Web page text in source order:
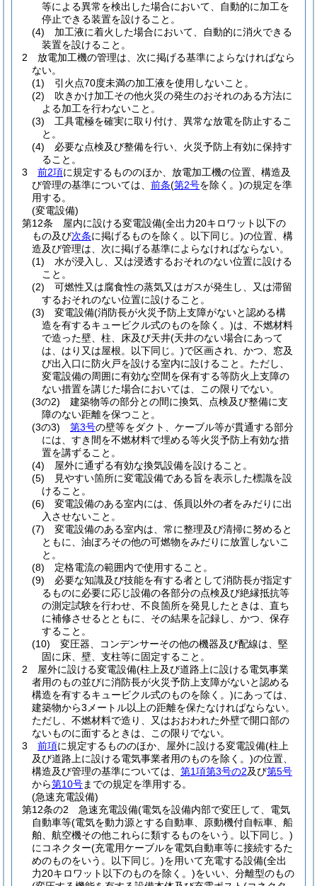
等による異常を検出した場合において、自動的に加工を
停止できる装置を設けること。
(4)
加工液に着火した場合において、自動的に消火できる
装置を設けること。
2
放電加工機の管理は、次に掲げる基準によらなければなら
ない。
(1)
引火点70度未満の加工液を使用しないこと。
(2)
吹きかけ加工その他火災の発生のおそれのある方法に
よる加工を行わないこと。
(3)
工具電極を確実に取り付け、異常な放電を防止するこ
と。
(4)
必要な点検及び整備を行い、火災予防上有効に保持す
ること。
3
前2項に規定するもののほか、放電加工機の位置、構造及
び管理の基準については、 前条(第2号を除く。)の規定を準
用する。
(変電設備)
第12条
屋内に設ける変電設備(全出力20キロワット以下の
もの及び次条に掲げるものを除く。以下同じ。)の位置、構
造及び管理は、次に掲げる基準によらなければならない。
(1)
水が浸入し、又は浸透するおそれのない位置に設ける
こと。
(2)
可燃性又は腐食性の蒸気又はガスが発生し、又は滞留
するおそれのない位置に設けること。
(3)
変電設備(消防長が火災予防上支障がないと認める構
造を有するキュービクル式のものを除く。)は、不燃材料
で造った壁、柱、床及び天井(天井のない場合にあって
は、はり又は屋根。以下同じ。)で区画され、かつ、窓及
び出入口に防火戸を設ける室内に設けること。 ただし、
変電設備の周囲に有効な空間を保有する等防火上支障の
ない措置を講じた場合においては、この限りでない。
(3の2)
建築物等の部分との間に換気、点検及び整備に支
障のない距離を保つこと。
(3の3)
第3号の壁等をダクト、ケーブル等が貫通する部分
には、すき間を不燃材料で埋める等火災予防上有効な措
置を講ずること。
(4)
屋外に通ずる有効な換気設備を設けること。
(5)
見やすい箇所に変電設備である旨を表示した標識を設
けること。
(6)
変電設備のある室内には、係員以外の者をみだりに出
入させないこと。
(7)
変電設備のある室内は、常に整理及び清掃に努めると
ともに、油ぼろその他の可燃物をみだりに放置しないこ
と。
(8)
定格電流の範囲内で使用すること。
(9)
必要な知識及び技能を有する者として消防長が指定す
るものに必要に応じ設備の各部分の点検及び絶縁抵抗等
の測定試験を行わせ、不良箇所を発見したときは、直ち
に補修させるとともに、その結果を記録し、かつ、保存
すること。
(10)
変圧器、コンデンサーその他の機器及び配線は、堅
固に床、壁、支柱等に固定すること。
2
屋外に設ける変電設備(柱上及び道路上に設ける電気事業
者用のもの並びに消防長が火災予防上支障がないと認める
構造を有するキュービクル式のものを除く。)にあっては、
建築物から3メートル以上の距離を保たなければならない。
ただし、不燃材料で造り、又はおおわれた外壁で開口部の
ないものに面するときは、この限りでない。
3
前項に規定するもののほか、屋外に設ける変電設備(柱上
及び道路上に設ける電気事業者用のものを除く。)の位置、
構造及び管理の基準については、 第1項第3号の2及び第5号
から第10号までの規定を準用する。
(急速充電設備)
第12条の2
急速充電設備(電気を設備内部で変圧して、電気
自動車等(電気を動力源とする自動車、原動機付自転車、船
舶、航空機その他これらに類するものをいう。以下同じ。)
にコネクター(充電用ケーブルを電気自動車等に接続するた
めのものをいう。以下同じ。)を用いて充電する設備(全出
力20キロワット以下のものを除く。)をいい、分離型のもの